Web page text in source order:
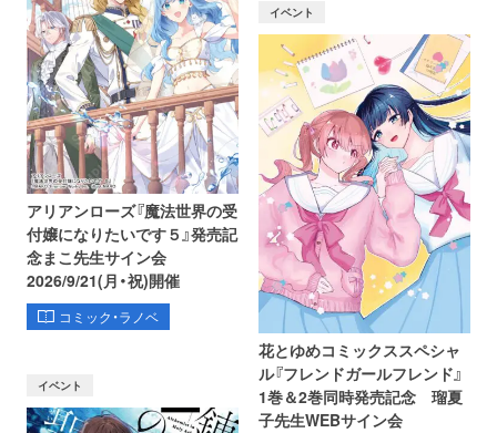
アリアンローズ『魔法世界の受
付嬢になりたいです５』発売記
念まこ先生サイン会
2026/9/21(月・祝)開催
コミック・ラノベ
イベント
花とゆめコミックススペシャ
ル『フレンドガールフレンド』
1巻＆2巻同時発売記念 瑠夏
子先生WEBサイン会
イベント